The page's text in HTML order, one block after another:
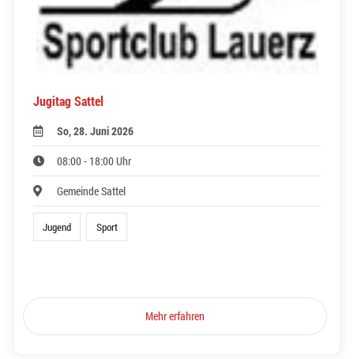
Jugitag Sattel
So, 28. Juni 2026
08:00 - 18:00 Uhr
Gemeinde Sattel
Jugend Sport
Mehr erfahren